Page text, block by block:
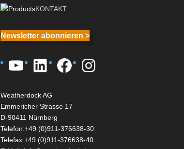
KONTAKT
Newsletter abonnieren >
YouTube
LinkedIn
Facebook
Instagram
Weatherdock AG
Emmericher Strasse 17
D-90411 Nürnberg
Telefon:+49 (0)911-376638-30
Telefax:+49 (0)911-376638-40